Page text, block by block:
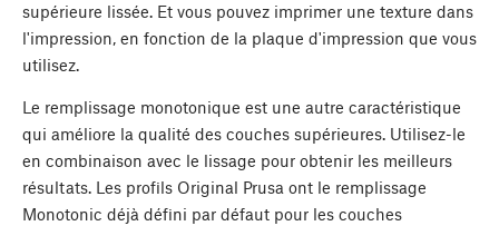
supérieure lissée. Et vous pouvez imprimer une texture dans
l'impression, en fonction de la plaque d'impression que vous
utilisez.
Le remplissage monotonique est une autre caractéristique
qui améliore la qualité des couches supérieures. Utilisez-le
en combinaison avec le lissage pour obtenir les meilleurs
résultats. Les profils Original Prusa ont le remplissage
Monotonic déjà défini par défaut pour les couches